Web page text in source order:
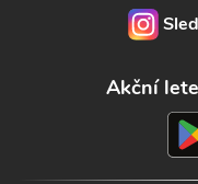
Akční